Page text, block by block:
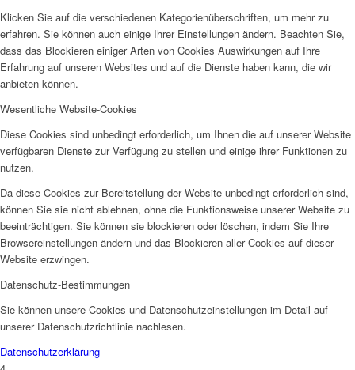
Klicken Sie auf die verschiedenen Kategorienüberschriften, um mehr zu
erfahren. Sie können auch einige Ihrer Einstellungen ändern. Beachten Sie,
dass das Blockieren einiger Arten von Cookies Auswirkungen auf Ihre
Erfahrung auf unseren Websites und auf die Dienste haben kann, die wir
anbieten können.
Wesentliche Website-Cookies
Diese Cookies sind unbedingt erforderlich, um Ihnen die auf unserer Website
verfügbaren Dienste zur Verfügung zu stellen und einige ihrer Funktionen zu
nutzen.
Da diese Cookies zur Bereitstellung der Website unbedingt erforderlich sind,
können Sie sie nicht ablehnen, ohne die Funktionsweise unserer Website zu
beeinträchtigen. Sie können sie blockieren oder löschen, indem Sie Ihre
Browsereinstellungen ändern und das Blockieren aller Cookies auf dieser
Website erzwingen.
Datenschutz-Bestimmungen
Sie können unsere Cookies und Datenschutzeinstellungen im Detail auf
unserer Datenschutzrichtlinie nachlesen.
Datenschutzerklärung